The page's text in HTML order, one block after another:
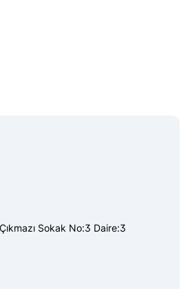
Sokak No:3 Daire:3